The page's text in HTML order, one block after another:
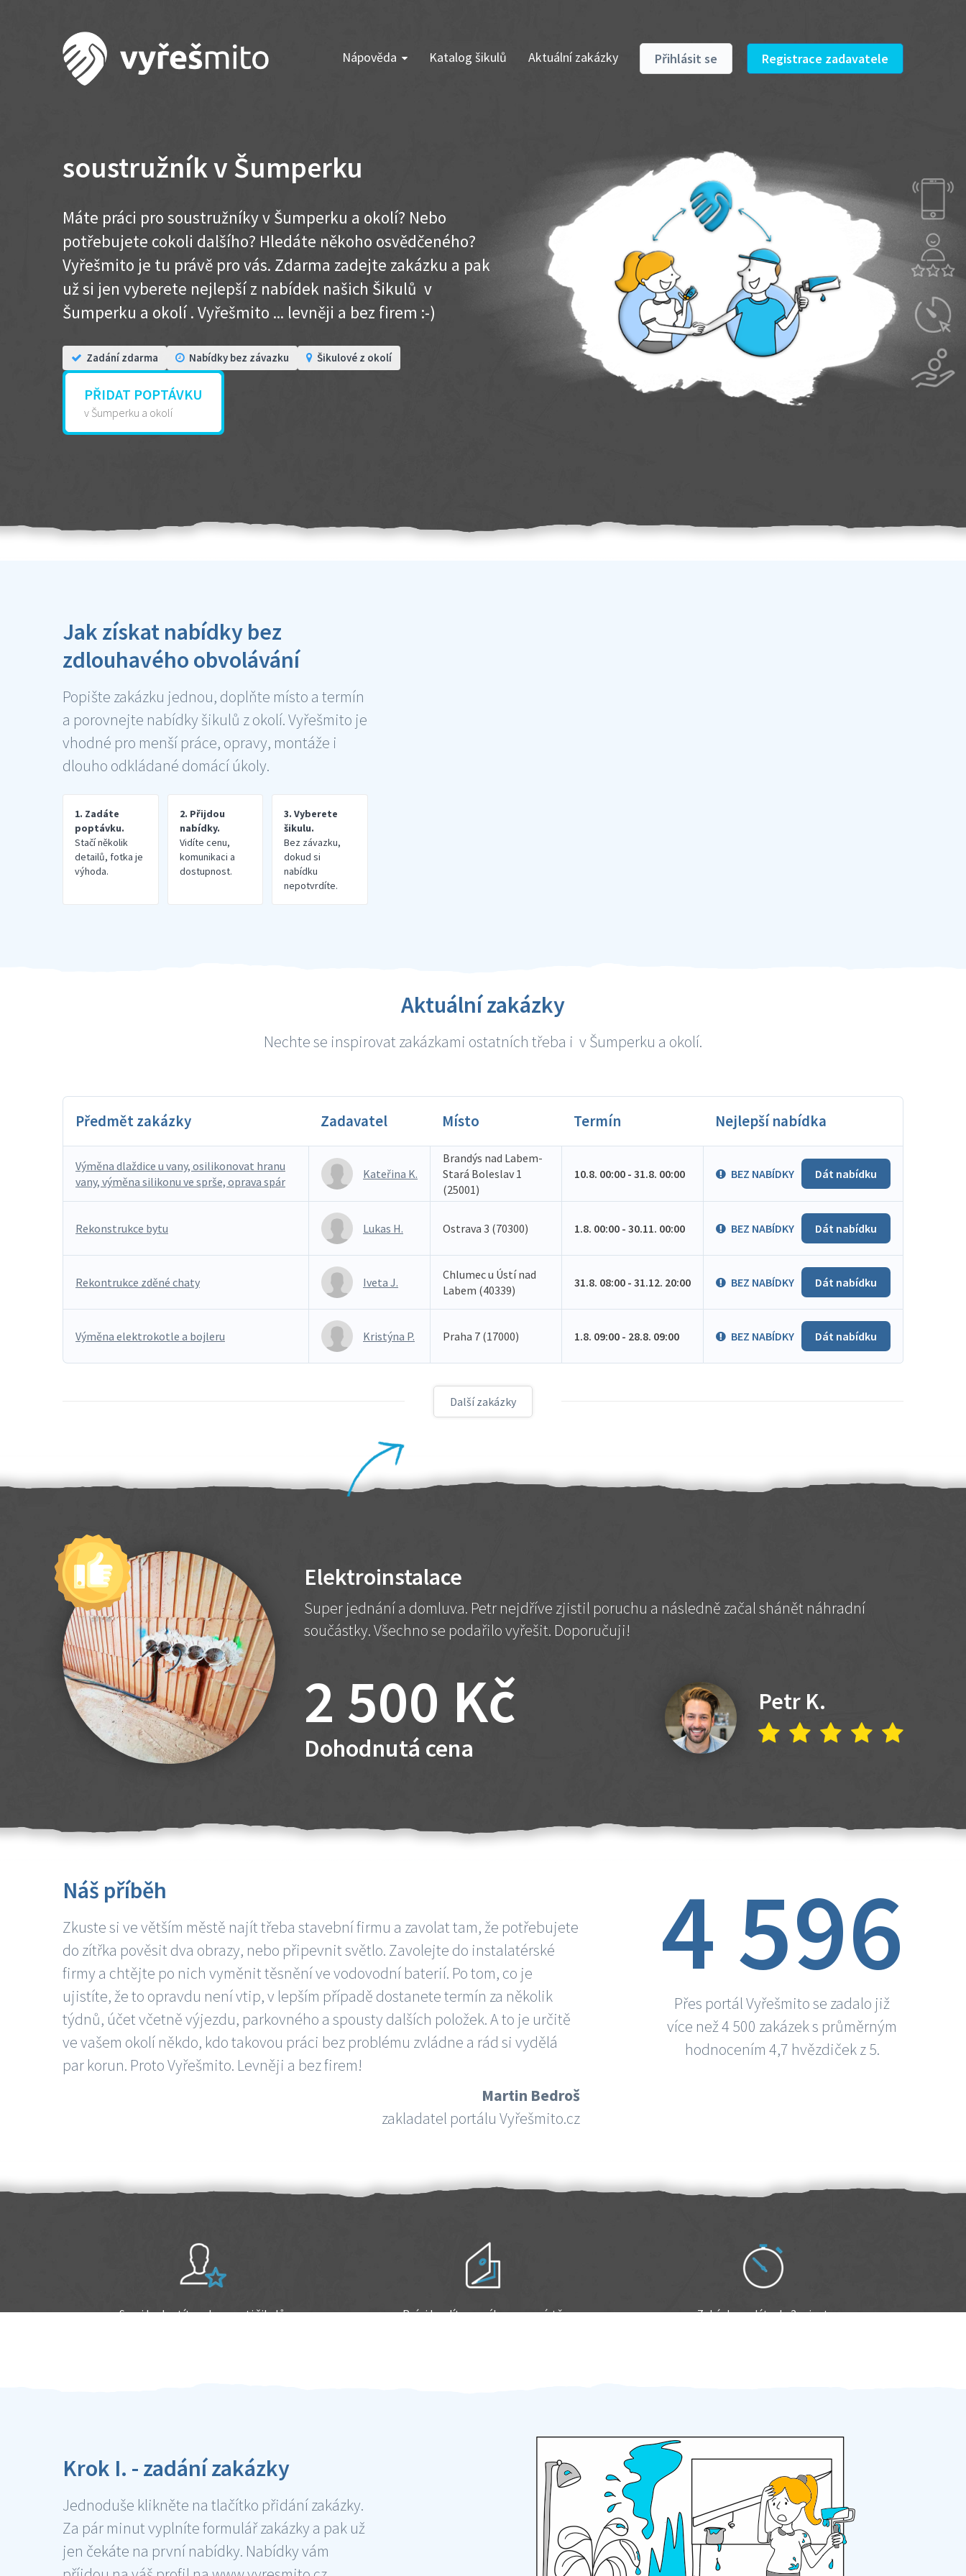
Nápověda Katalog šikulů Aktuální zakázky Přihlásit se Registrace zadavatele
soustružník v Šumperku
Máte práci pro soustružníky v Šumperku a okolí? Nebo
potřebujete cokoli dalšího? Hledáte někoho osvědčeného?
Vyřešmito je tu právě pro vás. Zdarma zadejte zakázku a pak
už si jen vyberete nejlepší z nabídek našich Šikulů v
Šumperku a okolí . Vyřešmito ... levněji a bez firem :-)
Zadání zdarma Nabídky bez závazku Šikulové z okolí
PŘIDAT POPTÁVKU
v Šumperku a okolí
Jak získat nabídky bez
zdlouhavého obvolávání
Popište zakázku jednou, doplňte místo a termín
a porovnejte nabídky šikulů z okolí. Vyřešmito je
vhodné pro menší práce, opravy, montáže i
dlouho odkládané domácí úkoly.
1. Zadáte
poptávku.
Stačí několik
detailů, fotka je
výhoda.
2. Přijdou
nabídky.
Vidíte cenu,
komunikaci a
dostupnost.
3. Vyberete
šikulu.
Bez závazku,
dokud si
nabídku
nepotvrdíte.
Aktuální zakázky
Nechte se inspirovat zakázkami ostatních třeba i v Šumperku a okolí.
Předmět zakázky Zadavatel Místo Termín Nejlepší nabídka
Výměna dlaždice u vany, osilikonovat hranu
vany, výměna silikonu ve sprše, oprava spár
Kateřina K.
Brandýs nad Labem-
Stará Boleslav 1
(25001)
10.8. 00:00 - 31.8. 00:00 BEZ NABÍDKY Dát nabídku
Rekonstrukce bytu Lukas H. Ostrava 3 (70300) 1.8. 00:00 - 30.11. 00:00 BEZ NABÍDKY Dát nabídku
Rekontrukce zděné chaty Iveta J.
Chlumec u Ústí nad
Labem (40339)
31.8. 08:00 - 31.12. 20:00 BEZ NABÍDKY Dát nabídku
Výměna elektrokotle a bojleru Kristýna P. Praha 7 (17000) 1.8. 09:00 - 28.8. 09:00 BEZ NABÍDKY Dát nabídku
Další zakázky
Elektroinstalace
Super jednání a domluva. Petr nejdříve zjistil poruchu a následně začal shánět náhradní
součástky. Všechno se podařilo vyřešit. Doporučuji!
2 500 Kč
Dohodnutá cena
Petr K.
Náš příběh
Zkuste si ve větším městě najít třeba stavební firmu a zavolat tam, že potřebujete
do zítřka pověsit dva obrazy, nebo připevnit světlo. Zavolejte do instalatérské
firmy a chtějte po nich vyměnit těsnění ve vodovodní baterií. Po tom, co je
ujistíte, že to opravdu není vtip, v lepším případě dostanete termín za několik
týdnů, účet včetně výjezdu, parkovného a spousty dalších položek. A to je určitě
ve vašem okolí někdo, kdo takovou práci bez problému zvládne a rád si vydělá
par korun. Proto Vyřešmito. Levněji a bez firem!
Martin Bedroš
zakladatel portálu Vyřešmito.cz
4 596
Přes portál Vyřešmito se zadalo již
více než 4 500 zakázek s průměrným
hodnocením 4,7 hvězdiček z 5.
Sami hodnotíte schopnosti šikulů Práci hradíte po výkonu na místě Zakázku zadáte do 2 minut
Krok I. - zadání zakázky
Jednoduše klikněte na tlačítko přidání zakázky.
Za pár minut vyplníte formulář zakázky a pak už
jen čekáte na první nabídky. Nabídky vám